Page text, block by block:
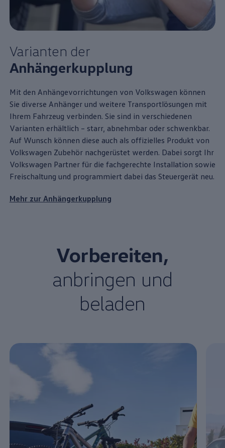
Varianten der
Anhängerkupplung
Mit den Anhängevorrichtungen von Volkswagen können
Sie diverse Anhänger und weitere Transportlösungen mit
Ihrem Fahrzeug verbinden. Sie sind in verschiedenen
Varianten erhältlich – starr, abnehmbar oder schwenkbar.
Auf Wunsch können diese auch als offizielles Produkt von
Volkswagen Zubehörnachgerüstet werden. Dabei sorgt Ihr
Volkswagen Partner für die fachgerechte Installation sowie
Freischaltung und programmiert dabei das Steuergerät neu.
Mehr zur Anhängerkupplung
Vorbereiten,
anbringen und
beladen
Enable fullscreen mode